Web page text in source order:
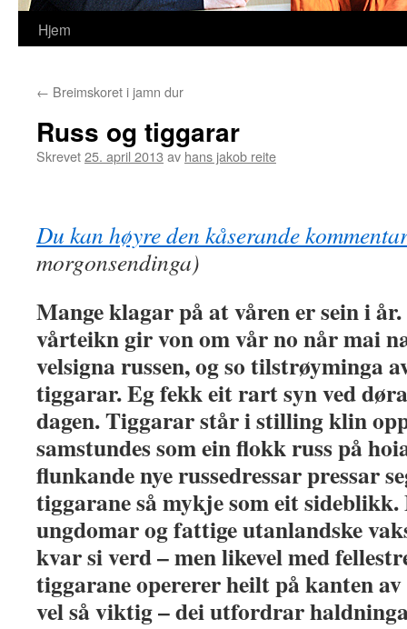
Hopp
innhold
Hjem
← Breimskoret i jamn dur
Russ og tiggarar
Skrevet25. april 2013 av hans jakob reite
Du kan høyre den kåserande
morgonsendinga)
Mange klagar på at våren er sein i
vårteikn gir von om vår no når mai
velsigna russen, og so tilstrøyminga
tiggarar. Eg fekk eit rart syn ved
dagen. Tiggarar står i stilling klin
samstundes som ein flokk russ på
flunkande nye russedressar pressar
tiggarane så mykje som eit sideblikk.
ungdomar og fattige utanlandske
kvar si verd – men likevel med
tiggarane opererer heilt på kanten
vel så viktig – dei utfordrar